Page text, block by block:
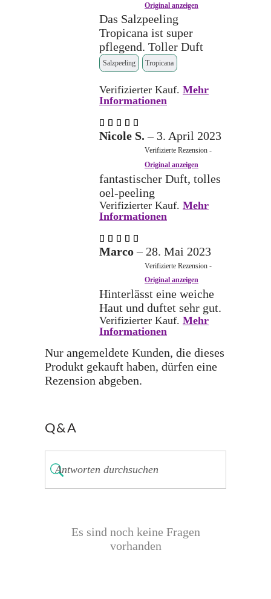
Original anzeigen
Das Salzpeeling
Tropicana ist super
pflegend. Toller Duft
Salzpeeling Tropicana
Verifizierter Kauf. Mehr
Informationen
mit
von 5
Nicole S.– 3. April 2023
Verifizierte Rezension -
Original anzeigen
fantastischer Duft, tolles
oel-peeling
Verifizierter Kauf. Mehr
Informationen
mit
von 5
Marco– 28. Mai 2023
Verifizierte Rezension -
Original anzeigen
Hinterlässt eine weiche
Haut und duftet sehr gut.
Verifizierter Kauf. Mehr
Informationen
Nur angemeldete Kunden, die dieses
Produkt gekauft haben, dürfen eine
Rezension abgeben.
Q&A
Es sind noch keine Fragen
vorhanden